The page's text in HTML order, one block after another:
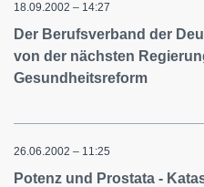
18.09.2002 – 14:27
Der Berufsverband der
von der nächsten
Gesundheitsreform
26.06.2002 – 11:25
Potenz und Prostata -